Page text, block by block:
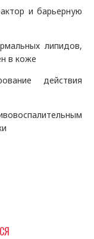
и барьерную
липидов,
в коже
действия